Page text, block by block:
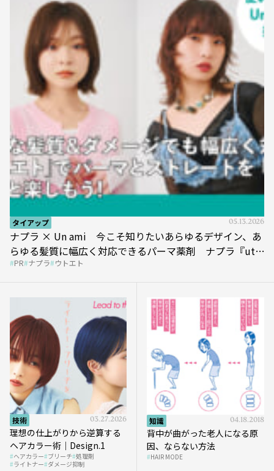
タイアップ 05.13.2026
ナプラ × Un ami 今こそ知りたいあらゆるデザイン、あ
らゆる髪質に幅広く対応できるパーマ薬剤 ナプラ『ut-
et』
PR ナプラ ウトエト
技術 03.27.2026
理想の仕上がりから逆算する
ヘアカラー術｜Design.1
ヘアカラー ブリーチ 処理剤
ライトナー ダメージ抑制
知識 04.18.2018
背中が曲がった老人になる原
因、ならない方法
HAIR MODE